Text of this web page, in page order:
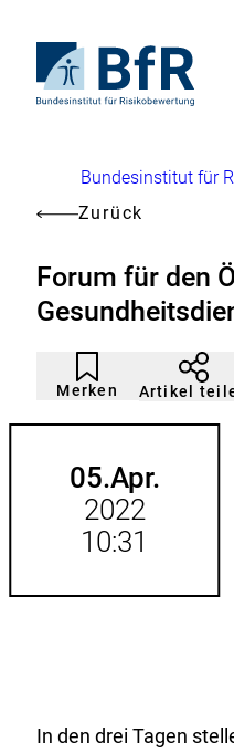
Seiteninhalt
springenStartseite
von
Brotkrumennavigation
Bundesinstitut für
Zurück
Forum für den
Merken
Artikel
nicht
gemerkt
Durch
Klicken
der
Artikel
05.Apr.
2022
10:31
In den drei Tagen